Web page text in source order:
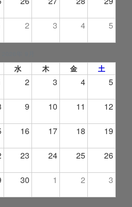
2 3 4 5
水 木 金 土
2 3 4 5
9 10 11 12
16 17 18 19
23 24 25 26
30 1 2 3